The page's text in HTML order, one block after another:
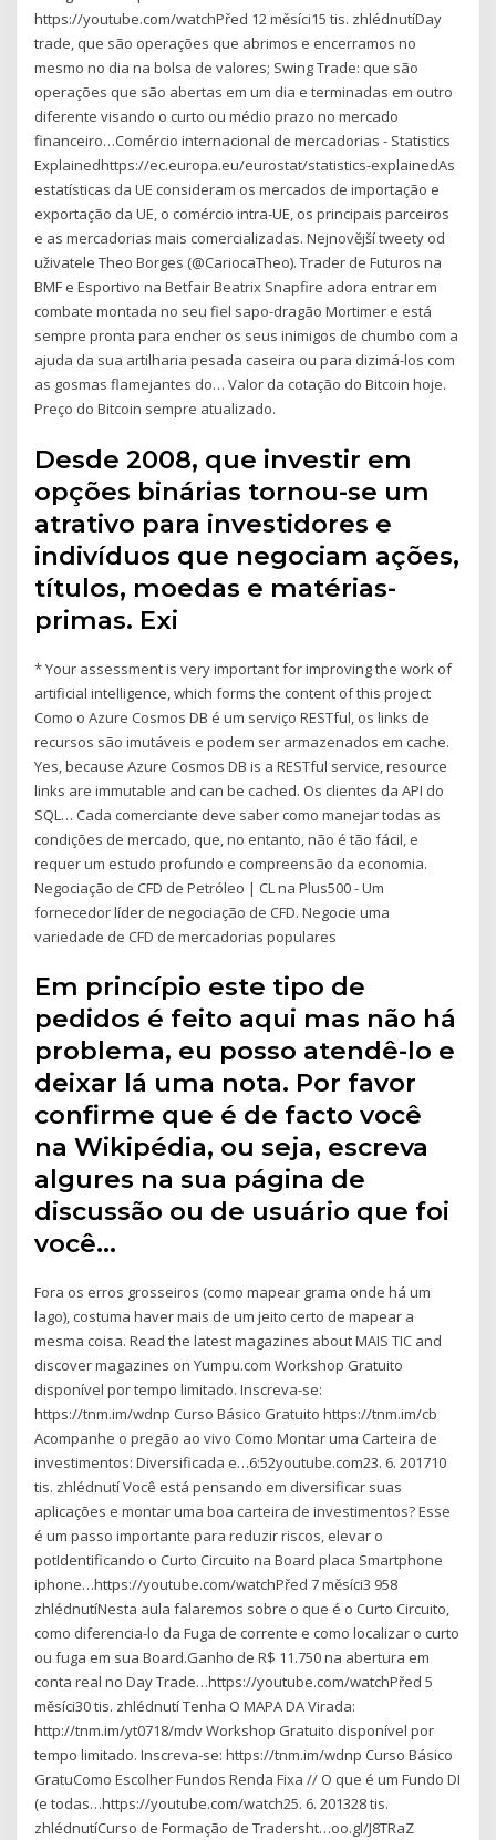
https://youtube.com/watchPřed 12 měsíci15 tis. zhlédnutíDay
trade, que são operações que abrimos e encerramos no
mesmo no dia na bolsa de valores; Swing Trade: que são
operações que são abertas em um dia e terminadas em outro
diferente visando o curto ou médio prazo no mercado
financeiro…Comércio internacional de mercadorias - Statistics
Explainedhttps://ec.europa.eu/eurostat/statistics-explainedAs
estatísticas da UE consideram os mercados de importação e
exportação da UE, o comércio intra-UE, os principais parceiros
e as mercadorias mais comercializadas. Nejnovější tweety od
uživatele Theo Borges (@CariocaTheo). Trader de Futuros na
BMF e Esportivo na Betfair Beatrix Snapfire adora entrar em
combate montada no seu fiel sapo-dragão Mortimer e está
sempre pronta para encher os seus inimigos de chumbo com a
ajuda da sua artilharia pesada caseira ou para dizimá-los com
as gosmas flamejantes do… Valor da cotação do Bitcoin hoje.
Preço do Bitcoin sempre atualizado.
Desde 2008, que investir em
opções binárias tornou-se um
atrativo para investidores e
indivíduos que negociam ações,
títulos, moedas e matérias-
primas. Exi
* Your assessment is very important for improving the work of
artificial intelligence, which forms the content of this project
Como o Azure Cosmos DB é um serviço RESTful, os links de
recursos são imutáveis e podem ser armazenados em cache.
Yes, because Azure Cosmos DB is a RESTful service, resource
links are immutable and can be cached. Os clientes da API do
SQL… Cada comerciante deve saber como manejar todas as
condições de mercado, que, no entanto, não é tão fácil, e
requer um estudo profundo e compreensão da economia.
Negociação de CFD de Petróleo | CL na Plus500 - Um
fornecedor líder de negociação de CFD. Negocie uma
variedade de CFD de mercadorias populares
Em princípio este tipo de
pedidos é feito aqui mas não há
problema, eu posso atendê-lo e
deixar lá uma nota. Por favor
confirme que é de facto você
na Wikipédia, ou seja, escreva
algures na sua página de
discussão ou de usuário que foi
você…
Fora os erros grosseiros (como mapear grama onde há um
lago), costuma haver mais de um jeito certo de mapear a
mesma coisa. Read the latest magazines about MAIS TIC and
discover magazines on Yumpu.com Workshop Gratuito
disponível por tempo limitado. Inscreva-se:
https://tnm.im/wdnp Curso Básico Gratuito https://tnm.im/cb
Acompanhe o pregão ao vivo Como Montar uma Carteira de
investimentos: Diversificada e…6:52youtube.com23. 6. 201710
tis. zhlédnutí Você está pensando em diversificar suas
aplicações e montar uma boa carteira de investimentos? Esse
é um passo importante para reduzir riscos, elevar o
potIdentificando o Curto Circuito na Board placa Smartphone
iphone…https://youtube.com/watchPřed 7 měsíci3 958
zhlédnutíNesta aula falaremos sobre o que é o Curto Circuito,
como diferencia-lo da Fuga de corrente e como localizar o curto
ou fuga em sua Board.Ganho de R$ 11.750 na abertura em
conta real no Day Trade…https://youtube.com/watchPřed 5
měsíci30 tis. zhlédnutí️ Tenha O MAPA DA Virada:
http://tnm.im/yt0718/mdv Workshop Gratuito disponível por
tempo limitado. Inscreva-se: https://tnm.im/wdnp Curso Básico
GratuComo Escolher Fundos Renda Fixa // O que é um Fundo DI
(e todas…https://youtube.com/watch25. 6. 201328 tis.
zhlédnutíCurso de Formação de Tradersht…oo.gl/J8TRaZ